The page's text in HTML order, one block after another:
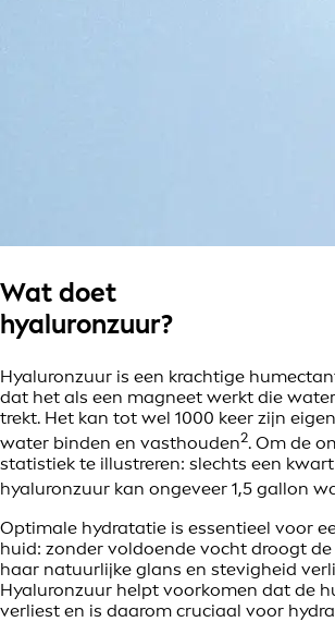
Wat doet
hyaluronzuur?
Hyaluronzuur is een krachtige
dat het als een magneet werkt die
trekt. Het kan tot wel 1000 keer zijn
water binden en vasthouden2. Om de
statistiek te illustreren: slechts een
hyaluronzuur kan ongeveer 1,5 gallon
Optimale hydratatie is essentieel voor
huid: zonder voldoende vocht droogt
haar natuurlijke glans en stevigheid
Hyaluronzuur helpt voorkomen dat de
verliest en is daarom cruciaal voor